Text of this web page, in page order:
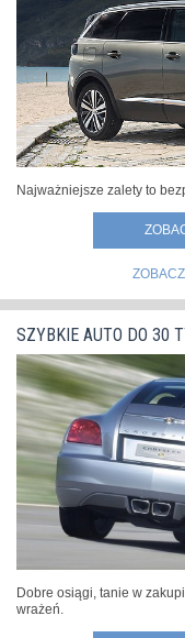
Najważniejsze zalety to
SZYBKIE AUTO DO 30
Dobre osiągi, tanie w
wrażeń.